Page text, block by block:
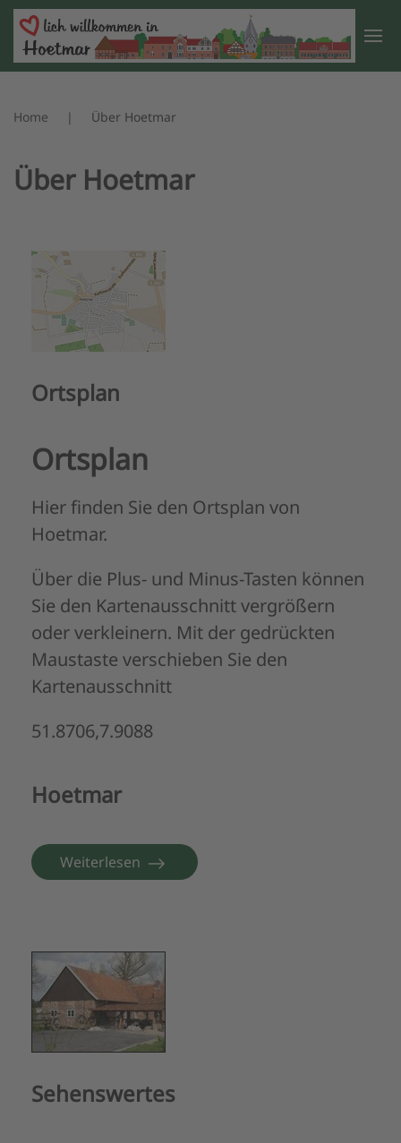
Zum Hauptinhalt springen
Home Über Hoetmar
Über Hoetmar
Ortsplan
Ortsplan
Hier finden Sie den Ortsplan von
Hoetmar.
Über die Plus- und Minus-Tasten können
Sie den Kartenausschnitt vergrößern
oder verkleinern. Mit der gedrückten
Maustaste verschieben Sie den
Kartenausschnitt
51.8706,7.9088
Hoetmar
Weiterlesen
Sehenswertes